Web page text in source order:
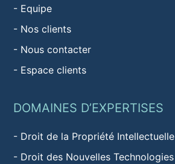
- Equipe
- Nos clients
- Nous contacter
- Espace clients
DOMAINES D’EXPERTISES
- Droit de la Propriété Intellectuelle
- Droit des Nouvelles Technologies